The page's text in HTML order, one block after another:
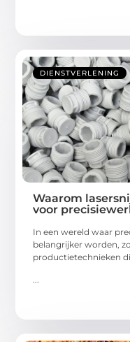
DIENSTVERLENING
Waarom
voor
In een wereld waar
belangrijker worden,
productietechnieken
...